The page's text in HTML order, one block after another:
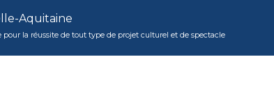
Aquitaine
la réussite de tout type de projet culturel et de spectacle